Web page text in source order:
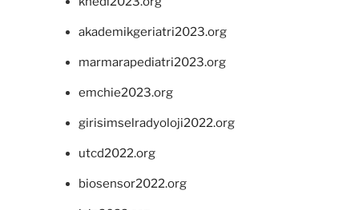
akademikgeriatri2023.org
marmarapediatri2023.org
emchie2023.org
girisimselradyoloji2022.org
utcd2022.org
biosensor2022.org